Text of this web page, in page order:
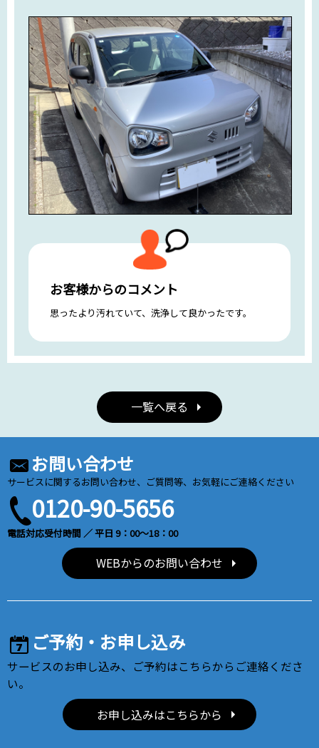
お客様からのコメント
思ったより汚れていて、洗浄して良かったです。
一覧へ戻る
お問い合わせ
サービスに関するお問い合わせ、ご質問等、お気軽にご連絡ください
0120-90-5656
電話対応受付時間 ／ 平日 9：00～18：00
WEBからのお問い合わせ
ご予約・お申し込み
サービスのお申し込み、ご予約はこちらからご連絡くださ
い。
お申し込みはこちらから